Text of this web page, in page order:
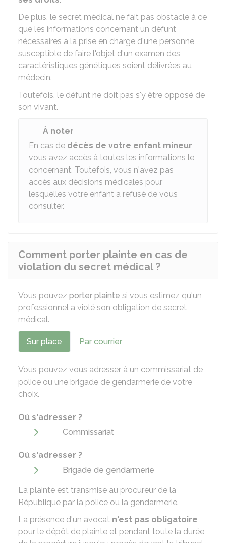
De plus, le secret médical ne fait pas obstacle à ce
que les informations concernant un défunt
nécessaires à la prise en charge d'une personne
susceptible de faire l'objet d'un examen des
caractéristiques génétiques soient délivrées au
médecin.
Toutefois, le défunt ne doit pas s'y être opposé de
son vivant.
À noter
En cas de décès de votre enfant mineur,
vous avez accès à toutes les informations le
concernant. Toutefois, vous n'avez pas
accès aux décisions médicales pour
lesquelles votre enfant a refusé de vous
consulter.
Comment porter plainte en cas de
violation du secret médical ?
Vous pouvez porter plainte si vous estimez qu'un
professionnel a violé son obligation de secret
médical.
Sur place Par courrier
Vous pouvez vous adresser à un commissariat de
police ou une brigade de gendarmerie de votre
choix.
Où s'adresser ?
Commissariat
Où s'adresser ?
Brigade de gendarmerie
La plainte est transmise au procureur de la
République par la police ou la gendarmerie.
La présence d'un avocat n'est pas obligatoire
pour le dépôt de plainte et pendant toute la durée